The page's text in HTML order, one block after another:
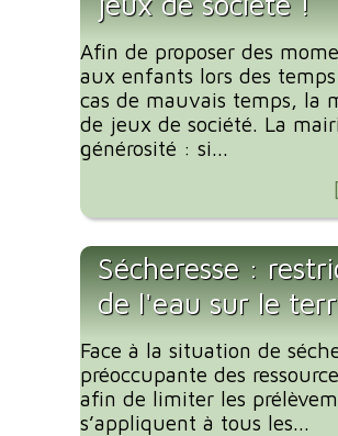
Afin de proposer des
aux enfants lors des
cas de mauvais temps, la
de jeux de société. La
générosité : si...
Sécheresse :
de l'eau sur le
Face à la situation de
préoccupante des
afin de limiter les
s’appliquent à tous les...